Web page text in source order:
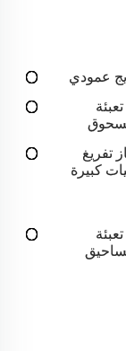
عمودي
تفريغ
كبيرة